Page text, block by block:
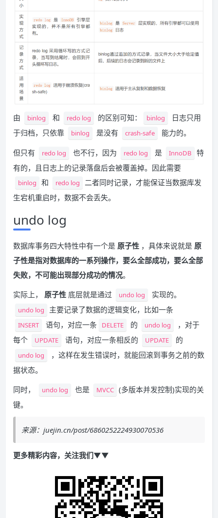
由 binlog 和 redo log 的区别可知： binlog
日志只用
于归档，只依靠
binlog 是没有 crash-safe 能力的。
但只有 redo log 也不行，因为 redo log 是 InnoDB
特
有的，且日志上的记录落盘后会被覆盖掉。因此需要
binlog 和 redo log
二者同时记录，才能保证当数据库发
生宕机重启时，数据不会丢失。
undo log
数据库事务四大特性中有一个是 原子性 ，具体来说就是 原
子性是指对数据库的一系列操作，要么全部成功，要么全部
失败，不可能出现部分成功的情况。
实际上， 原子性 底层就是通过 undo log 实现的。
undo log 主要记录了数据的逻辑变化，比如一条
INSERT 语句，对应一条 DELETE 的 undo log
，对于
每个
UPDATE 语句，对应一条相反的 UPDATE 的
undo log
，这样在发生错误时，就能回滚到事务之前的数
据状态。
同时，
undo log 也是 MVCC (多版本并发控制)实现的关
键。
来源：juejin.cn/post/6860252224930070536
更多精彩内容，关注我们▼▼